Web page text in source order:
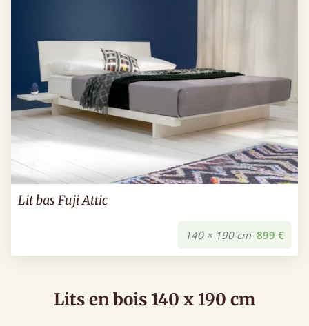
Lit bas Fuji Attic
140 × 190 cm 899 €
Lits en bois 140 x 190 cm